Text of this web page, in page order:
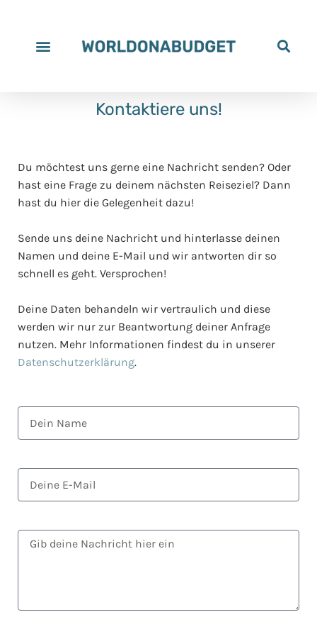
Kontaktiere uns!
Du möchtest uns gerne eine Nachricht senden? Oder
hast eine Frage zu deinem nächsten Reiseziel? Dann
hast du hier die Gelegenheit dazu!
Sende uns deine Nachricht und hinterlasse deinen
Namen und deine E-Mail und wir antworten dir so
schnell es geht. Versprochen!
Deine Daten behandeln wir vertraulich und diese
werden wir nur zur Beantwortung deiner Anfrage
nutzen. Mehr Informationen findest du in unserer
Datenschutzerklärung.